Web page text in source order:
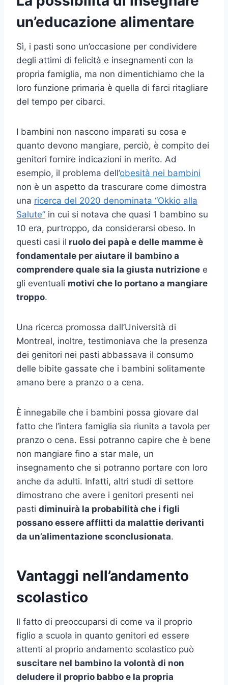
un’educazione alimentare
Sì, i pasti sono un’occasione per condividere
degli attimi di felicità e insegnamenti con la
propria famiglia, ma non dimentichiamo che la
loro funzione primaria è quella di farci ritagliare
del tempo per cibarci.
I bambini non nascono imparati su cosa e
quanto devono mangiare, perciò, è compito dei
genitori fornire indicazioni in merito. Ad
esempio, il problema dell’obesità nei bambini
non è un aspetto da trascurare come dimostra
una ricerca del 2020 denominata “Okkio alla
Salute” in cui si notava che quasi 1 bambino su
10 era, purtroppo, da considerarsi obeso. In
questi casi il ruolo dei papà e delle mamme è
fondamentale per aiutare il bambino a
comprendere quale sia la giusta nutrizione e
gli eventuali motivi che lo portano a mangiare
troppo.
Una ricerca promossa dall’Università di
Montreal, inoltre, testimoniava che la presenza
dei genitori nei pasti abbassava il consumo
delle bibite gassate che i bambini solitamente
amano bere a pranzo o a cena.
È innegabile che i bambini possa giovare dal
fatto che l’intera famiglia sia riunita a tavola per
pranzo o cena. Essi potranno capire che è bene
non mangiare fino a star male, un
insegnamento che si potranno portare con loro
anche da adulti. Infatti, altri studi di settore
dimostrano che avere i genitori presenti nei
pasti diminuirà la probabilità che i figli
possano essere afflitti da malattie derivanti
da un’alimentazione sconclusionata.
Vantaggi nell’andamento
scolastico
Il fatto di preoccuparsi di come va il proprio
figlio a scuola in quanto genitori ed essere
attenti al proprio andamento scolastico può
suscitare nel bambino la volontà di non
deludere il proprio babbo e la propria